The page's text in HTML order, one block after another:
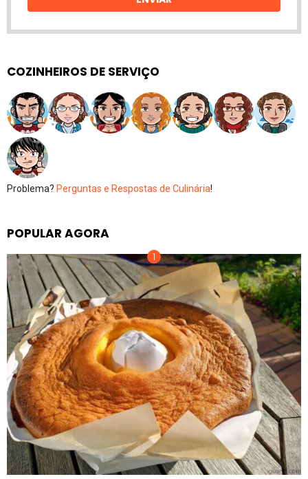
COZINHEIROS DE SERVIÇO
Problema? Perguntas e Respostas de Culinária!
POPULAR AGORA